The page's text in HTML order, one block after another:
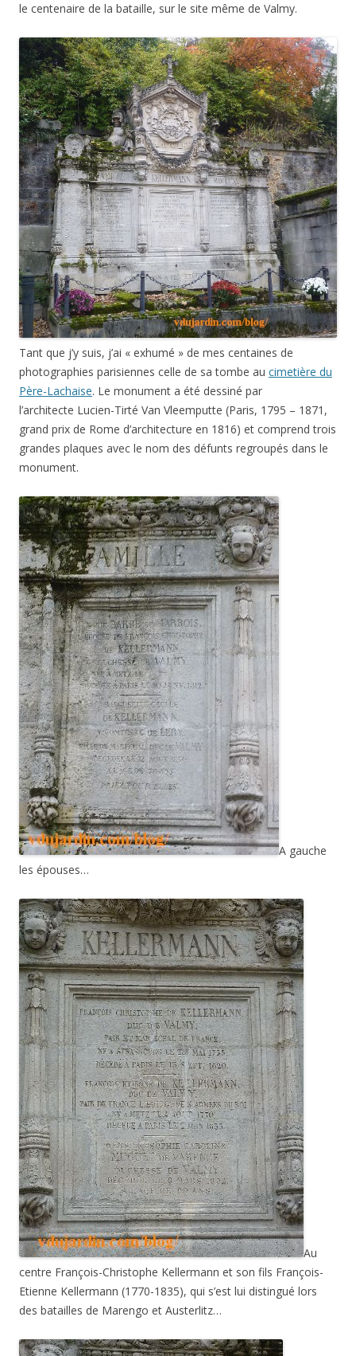
le centenaire de la bataille, sur le site même de Valmy.
Tant que j’y suis, j’ai « exhumé » de mes centaines de
photographies parisiennes celle de sa tombe au cimetière du
Père-Lachaise. Le monument a été dessiné par
l’architecte Lucien-Tirté Van Vleemputte (Paris, 1795 – 1871,
grand prix de Rome d’architecture en 1816) et comprend trois
grandes plaques avec le nom des défunts regroupés dans le
monument.
A gauche
les épouses…
Au
centre François-Christophe Kellermann et son fils François-
Etienne Kellermann (1770-1835), qui s’est lui distingué lors
des batailles de Marengo et Austerlitz…